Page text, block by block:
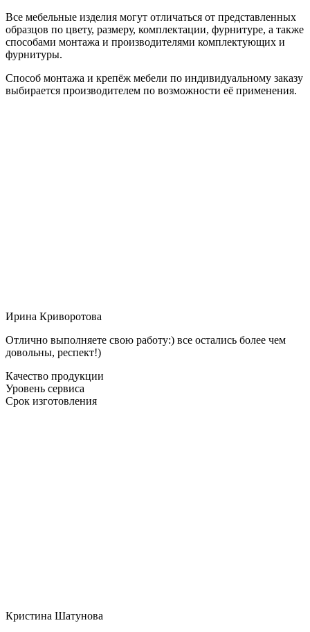
Все мебельные изделия могут отличаться от представленных
образцов по цвету, размеру, комплектации, фурнитуре, а также
способами монтажа и производителями комплектующих и
фурнитуры.
Способ монтажа и крепёж мебели по индивидуальному заказу
выбирается производителем по возможности её применения.
Ирина Криворотова
Отлично выполняете свою работу:) все остались более чем
довольны, респект!)
Качество продукции
Уровень сервиса
Срок изготовления
Кристина Шатунова